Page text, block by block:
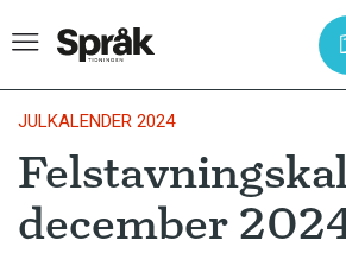
Hem
Artiklar
JULKALENDER 2024
december